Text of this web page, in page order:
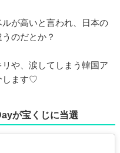
が高いと言われ、日本の
のだとか？
や、涙してしまう韓国ア
します♡
が宝くじに当選